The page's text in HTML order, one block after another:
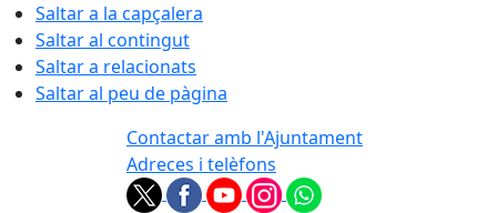
Saltar a la capçalera
Saltar al contingut
Saltar a relacionats
Saltar al peu de pàgina
Contactar amb l'Ajuntament
Adreces i telèfons